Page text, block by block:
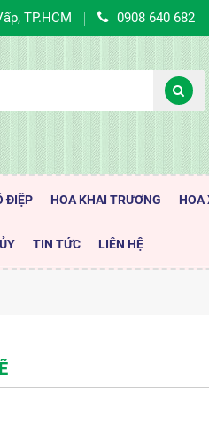
TP.HCM 0908 640 682
ĐIỆP HOA KHAI TRƯƠNG HOA
TIN TỨC LIÊN HỆ